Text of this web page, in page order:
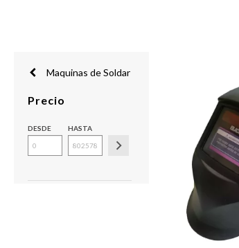
Maquinas de Soldar
Precio
DESDE HASTA